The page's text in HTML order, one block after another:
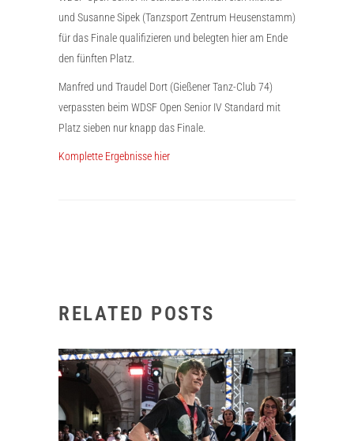
und Susanne Sipek (Tanzsport Zentrum Heusenstamm)
für das Finale qualifizieren und belegten hier am Ende
den fünften Platz.
Manfred und Traudel Dort (Gießener Tanz-Club 74)
verpassten beim WDSF Open Senior IV Standard mit
Platz sieben nur knapp das Finale.
Komplette Ergebnisse hier
RELATED POSTS